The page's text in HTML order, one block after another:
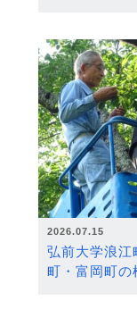
2026.07.15
弘前大学浪
町・富岡町の